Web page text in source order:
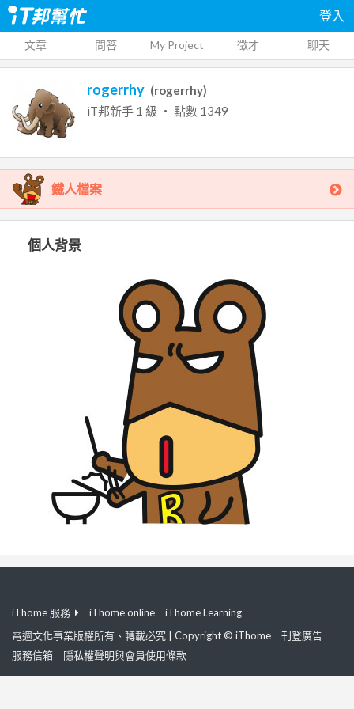
登入
文章 問答 My Project 徵才 聊天
rogerrhy (rogerrhy)
iT邦新手 1 級 ‧ 點數 1349
鐵人檔案
個人背景
iThome 服務 iThome online
iThome Learning
電週文化事業版權所有、轉載必究 | Copyright © iThome
刊登廣告
服務信箱
隱私權聲明與會員使用條款